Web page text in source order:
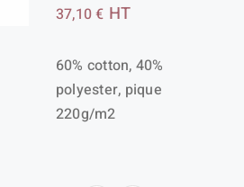
37,10€ HT
60% cotton, 40%
polyester, pique
220g/m2